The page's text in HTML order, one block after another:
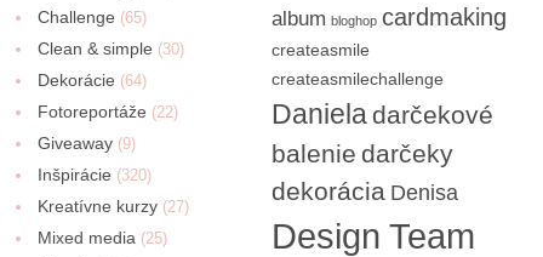
Challenge (65)
Clean & simple (30)
Dekorácie (64)
Fotoreportáže (22)
Giveaway (9)
Inšpirácie (320)
Kreatívne kurzy (27)
Mixed media (25)
album bloghop cardmaking
createasmile
createasmilechallenge
Daniela darčekové
balenie darčeky
dekorácia Denisa
Design Team